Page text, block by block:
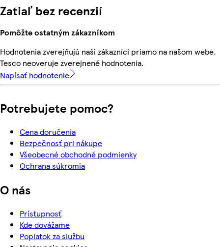
Zatiaľ bez recenzií
Pomôžte ostatným zákazníkom
Hodnotenia zverejňujú naši zákazníci priamo na našom webe.
Tesco neoveruje zverejnené hodnotenia.
Napísať hodnotenie
Potrebujete pomoc?
Cena doručenia
Bezpečnosť pri nákupe
Všeobecné obchodné podmienky
Ochrana súkromia
O nás
Prístupnosť
Kde dovážame
Poplatok za službu